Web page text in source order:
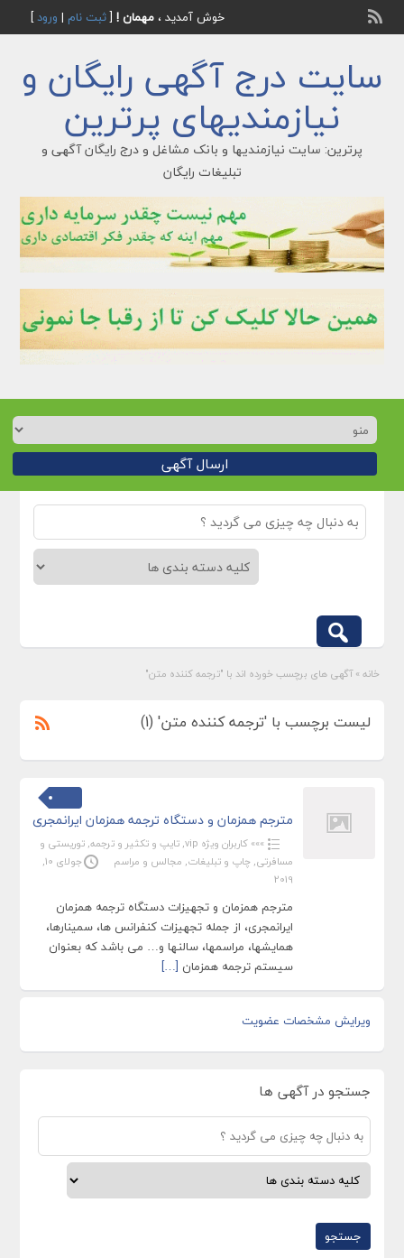
خوش آمدید ، مهمان ![ثبت نام | ورود]
سایت درج آگهی رایگان و
نیازمندیهای پرترین
پرترین: سایت نیازمندیها و بانک مشاغل و درج رایگان آگهی و
تبلیغات رایگان
ارسال آگهی
خانه » آگهی های برچسب خورده اند با "ترجمه کننده متن"
لیست برچسب با 'ترجمه کننده متن' (1)
مترجم همزمان و دستگاه ترجمه همزمان ایرانمجری
»»» کاربران ویژه vip , تایپ و تکثیر و ترجمه, توریستی و
مسافرتی, چاپ و تبلیغات, مجالس و مراسم
جولای 10,
2019
مترجم همزمان و تجهیزات دستگاه ترجمه همزمان
ایرانمجری، از جمله تجهیزات کنفرانس ها، سمینارها،
همایشها، مراسمها، سالنها و… می باشد که بعنوان
سیستم ترجمه همزمان […]
ویرایش مشخصات عضویت
جستجو در آگهی ها